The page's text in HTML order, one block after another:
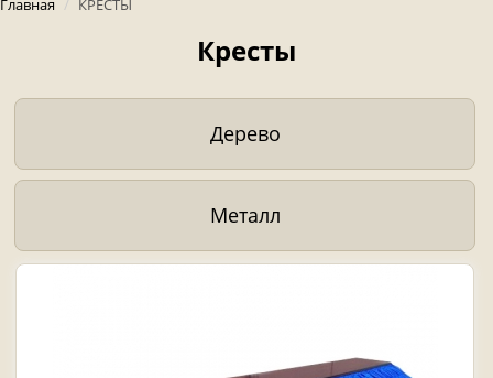
Главная / КРЕСТЫ
Кресты
Дерево
Металл